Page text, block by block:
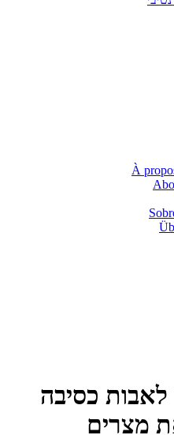
À
כסיבה
מצרים